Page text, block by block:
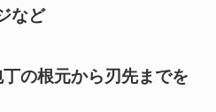
など
の根元から刃先までを